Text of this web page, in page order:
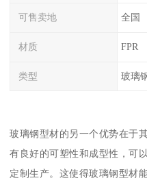
可售卖地 全国
材质 FPR
类型 玻璃
玻璃钢型材的另一个优势在于
有良好的可塑性和成型性，可
定制生产。这使得玻璃钢型材